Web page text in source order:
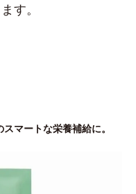
す。
マートな栄養補給に。